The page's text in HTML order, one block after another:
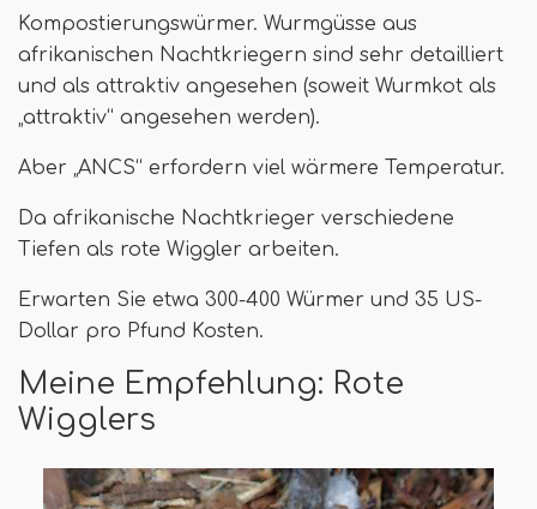
Kompostierungswürmer. Wurmgüsse aus
afrikanischen Nachtkriegern sind sehr detailliert
und als attraktiv angesehen (soweit Wurmkot als
„attraktiv“ angesehen werden).
Aber „ANCS“ erfordern viel wärmere Temperatur.
Da afrikanische Nachtkrieger verschiedene
Tiefen als rote Wiggler arbeiten.
Erwarten Sie etwa 300-400 Würmer und 35 US-
Dollar pro Pfund Kosten.
Meine Empfehlung: Rote
Wigglers